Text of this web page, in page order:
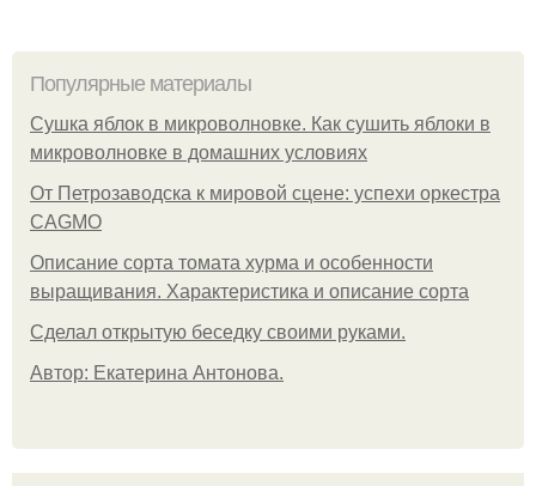
Популярные материалы
Сушка яблок в микроволновке. Как сушить яблоки в
микроволновке в домашних условиях
От Петрозаводска к мировой сцене: успехи оркестра
CAGMO
Описание сорта томата хурма и особенности
выращивания. Характеристика и описание сорта
Сделал открытую беседку своими руками.
Автор: Екатерина Антонова.